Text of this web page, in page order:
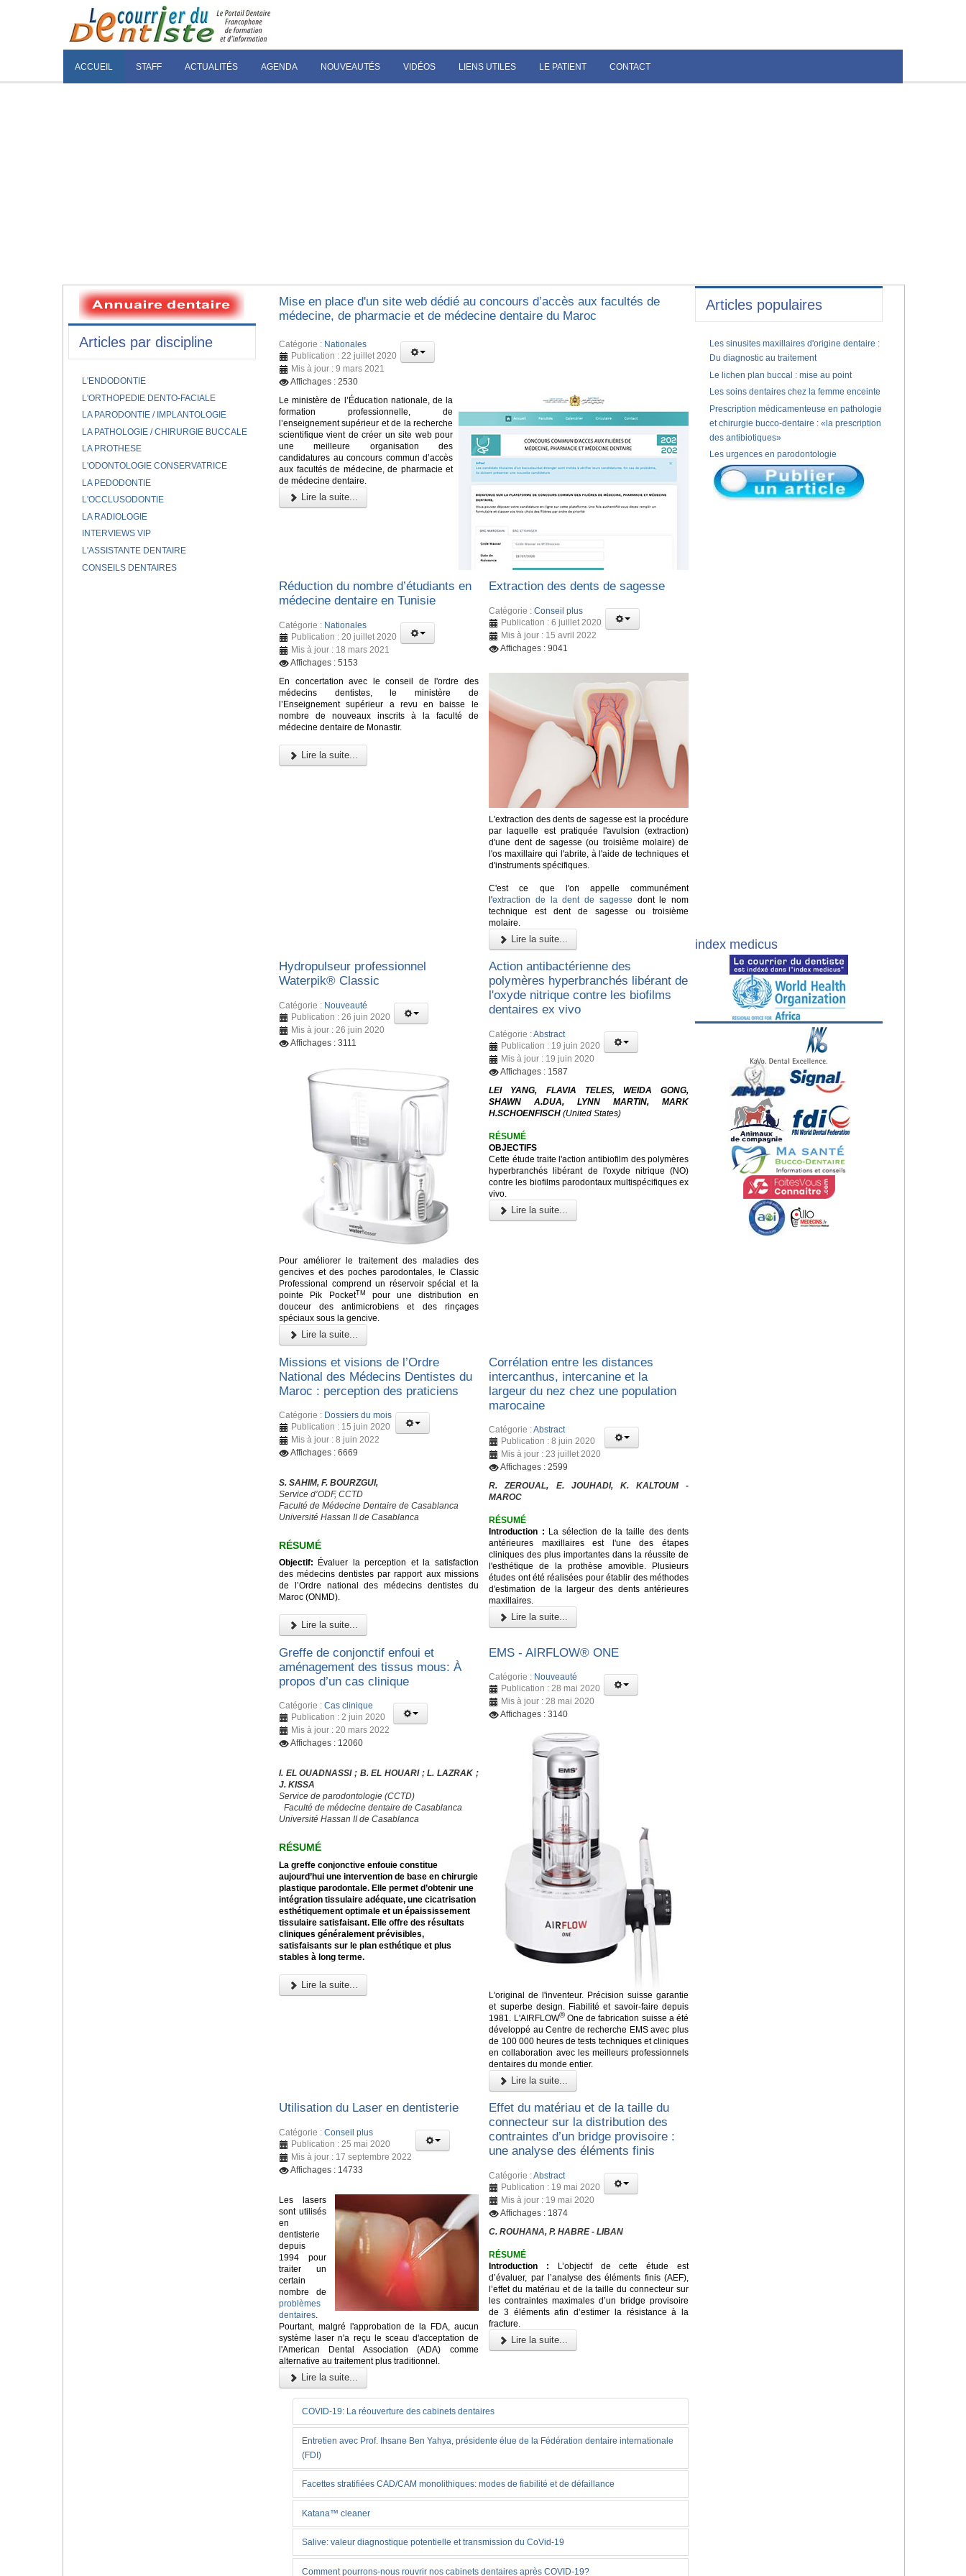
ACCUEIL STAFF ACTUALITÉS AGENDA NOUVEAUTÉS VIDÉOS LIENS UTILES LE PATIENT CONTACT
Mise en place d'un site web dédié au concours d’accès aux facultés de
médecine, de pharmacie et de médecine dentaire du Maroc
Catégorie : Nationales
Publication : 22 juillet 2020
Mis à jour : 9 mars 2021
Affichages : 2530
Le ministère de l’Éducation nationale, de la
formation professionnelle, de
l’enseignement supérieur et de la recherche
scientifique vient de créer un site web pour
une meilleure organisation des
candidatures au concours commun d’accès
aux facultés de médecine, de pharmacie et
de médecine dentaire.
Lire la suite...
Réduction du nombre d’étudiants en
médecine dentaire en Tunisie
Catégorie : Nationales
Publication : 20 juillet 2020
Mis à jour : 18 mars 2021
Affichages : 5153
En concertation avec le conseil de l'ordre des
médecins dentistes, le ministère de
l’Enseignement supérieur a revu en baisse le
nombre de nouveaux inscrits à la faculté de
médecine dentaire de Monastir.
Lire la suite...
Extraction des dents de sagesse
Catégorie :Conseil plus
Publication : 6 juillet 2020
Mis à jour : 15 avril 2022
Affichages : 9041
L'extraction des dents de sagesse est la procédure
par laquelle est pratiquée l'avulsion (extraction)
d'une dent de sagesse (ou troisième molaire) de
l'os maxillaire qui l'abrite, à l'aide de techniques et
d'instruments spécifiques.
C'est ce que l'on appelle communément
l'extraction de la dent de sagesse dont le nom
technique est dent de sagesse ou troisième
molaire.
Lire la suite...
Hydropulseur professionnel
Waterpik® Classic
Catégorie : Nouveauté
Publication : 26 juin 2020
Mis à jour : 26 juin 2020
Affichages : 3111
Pour améliorer le traitement des maladies des
gencives et des poches parodontales, le Classic
Professional comprend un réservoir spécial et la
pointe Pik PocketTM
pour une distribution en
douceur des antimicrobiens et des rinçages
spéciaux sous la gencive.
Lire la suite...
Action antibactérienne des
polymères hyperbranchés libérant de
l'oxyde nitrique contre les biofilms
dentaires ex vivo
Catégorie :Abstract
Publication : 19 juin 2020
Mis à jour : 19 juin 2020
Affichages : 1587
LEI YANG, FLAVIA TELES, WEIDA GONG,
SHAWN A.DUA, LYNN MARTIN, MARK
H.SCHOENFISCH (United States)
RÉSUMÉ
OBJECTIFS
Cette étude traite l'action antibiofilm des polymères
hyperbranchés libérant de l'oxyde nitrique (NO)
contre les biofilms parodontaux multispécifiques ex
vivo.
Lire la suite...
Missions et visions de l’Ordre
National des Médecins Dentistes du
Maroc : perception des praticiens
Catégorie : Dossiers du mois
Publication : 15 juin 2020
Mis à jour : 8 juin 2022
Affichages : 6669
S. SAHIM, F. BOURZGUI,
Service d’ODF, CCTD
Faculté de Médecine Dentaire de Casablanca
Université Hassan II de Casablanca
RÉSUMÉ
Objectif: Évaluer la perception et la satisfaction
des médecins dentistes par rapport aux missions
de l’Ordre national des médecins dentistes du
Maroc (ONMD).
Lire la suite...
Corrélation entre les distances
intercanthus, intercanine et la
largeur du nez chez une population
marocaine
Catégorie :Abstract
Publication : 8 juin 2020
Mis à jour : 23 juillet 2020
Affichages : 2599
R. ZEROUAL, E. JOUHADI, K. KALTOUM -
MAROC
RÉSUMÉ
Introduction : La sélection de la taille des dents
antérieures maxillaires est l'une des étapes
cliniques des plus importantes dans la réussite de
l'esthétique de la prothèse amovible. Plusieurs
études ont été réalisées pour établir des méthodes
d'estimation de la largeur des dents antérieures
maxillaires.
Lire la suite...
Greffe de conjonctif enfoui et
aménagement des tissus mous: À
propos d’un cas clinique
Catégorie : Cas clinique
Publication : 2 juin 2020
Mis à jour : 20 mars 2022
Affichages : 12060
I. EL OUADNASSI ; B. EL HOUARI ; L. LAZRAK ;
J. KISSA
Service de parodontologie (CCTD)
Faculté de médecine dentaire de Casablanca
Université Hassan II de Casablanca
RÉSUMÉ
La greffe conjonctive enfouie constitue
aujourd’hui une intervention de base en chirurgie
plastique parodontale. Elle permet d’obtenir une
intégration tissulaire adéquate, une cicatrisation
esthétiquement optimale et un épaississement
tissulaire satisfaisant. Elle offre des résultats
cliniques généralement prévisibles,
satisfaisants sur le plan esthétique et plus
stables à long terme.
Lire la suite...
EMS - AIRFLOW® ONE
Catégorie : Nouveauté
Publication : 28 mai 2020
Mis à jour : 28 mai 2020
Affichages : 3140
L'original de l'inventeur. Précision suisse garantie
et superbe design. Fiabilité et savoir-faire depuis
1981. L'AIRFLOW®One de fabrication suisse a été
développé au Centre de recherche EMS avec plus
de 100 000 heures de tests techniques et cliniques
en collaboration avec les meilleurs professionnels
dentaires du monde entier.
Lire la suite...
Utilisation du Laser en dentisterie
Catégorie : Conseil plus
Publication : 25 mai 2020
Mis à jour : 17 septembre 2022
Affichages : 14733
Les lasers
sont utilisés
en
dentisterie
depuis
1994 pour
traiter un
certain
nombre de
problèmes
dentaires
Pourtant, malgré l'approbation de la FDA, aucun
système laser n'a reçu le sceau d'acceptation de
l'American Dental Association (ADA) comme
alternative au traitement plus traditionnel.
Lire la suite...
Effet du matériau et de la taille du
connecteur sur la distribution des
contraintes d’un bridge provisoire :
une analyse des éléments finis
Catégorie :Abstract
Publication : 19 mai 2020
Mis à jour : 19 mai 2020
Affichages : 1874
C. ROUHANA, P. HABRE - LIBAN
RÉSUMÉ
Introduction : L’objectif de cette étude est
d’évaluer, par l’analyse des éléments finis (AEF),
l’effet du matériau et de la taille du connecteur sur
les contraintes maximales d’un bridge provisoire
de 3 éléments afin d’estimer la résistance à la
fracture.
Lire la suite...
COVID-19: La réouverture des cabinets dentaires
Entretien avec Prof. Ihsane Ben Yahya, présidente élue de la Fédération dentaire internationale
(FDI)
Facettes stratifiées CAD/CAM monolithiques: modes de fiabilité et de défaillance
Katana™ cleaner
Salive: valeur diagnostique potentielle et transmission du CoVid-19
Comment pourrons-nous rouvrir nos cabinets dentaires après COVID-19?
Articles par discipline
L'ENDODONTIE
L'ORTHOPEDIE DENTO-FACIALE
LA PARODONTIE / IMPLANTOLOGIE
LA PATHOLOGIE / CHIRURGIE BUCCALE
LA PROTHESE
L'ODONTOLOGIE CONSERVATRICE
LA PEDODONTIE
L'OCCLUSODONTIE
LA RADIOLOGIE
INTERVIEWS VIP
L'ASSISTANTE DENTAIRE
CONSEILS DENTAIRES
Articles populaires
Les sinusites maxillaires d'origine dentaire :
Du diagnostic au traitement
Le lichen plan buccal : mise au point
Les soins dentaires chez la femme enceinte
Prescription médicamenteuse en pathologie
et chirurgie bucco-dentaire : «la prescription
des antibiotiques»
Les urgences en parodontologie
index medicus